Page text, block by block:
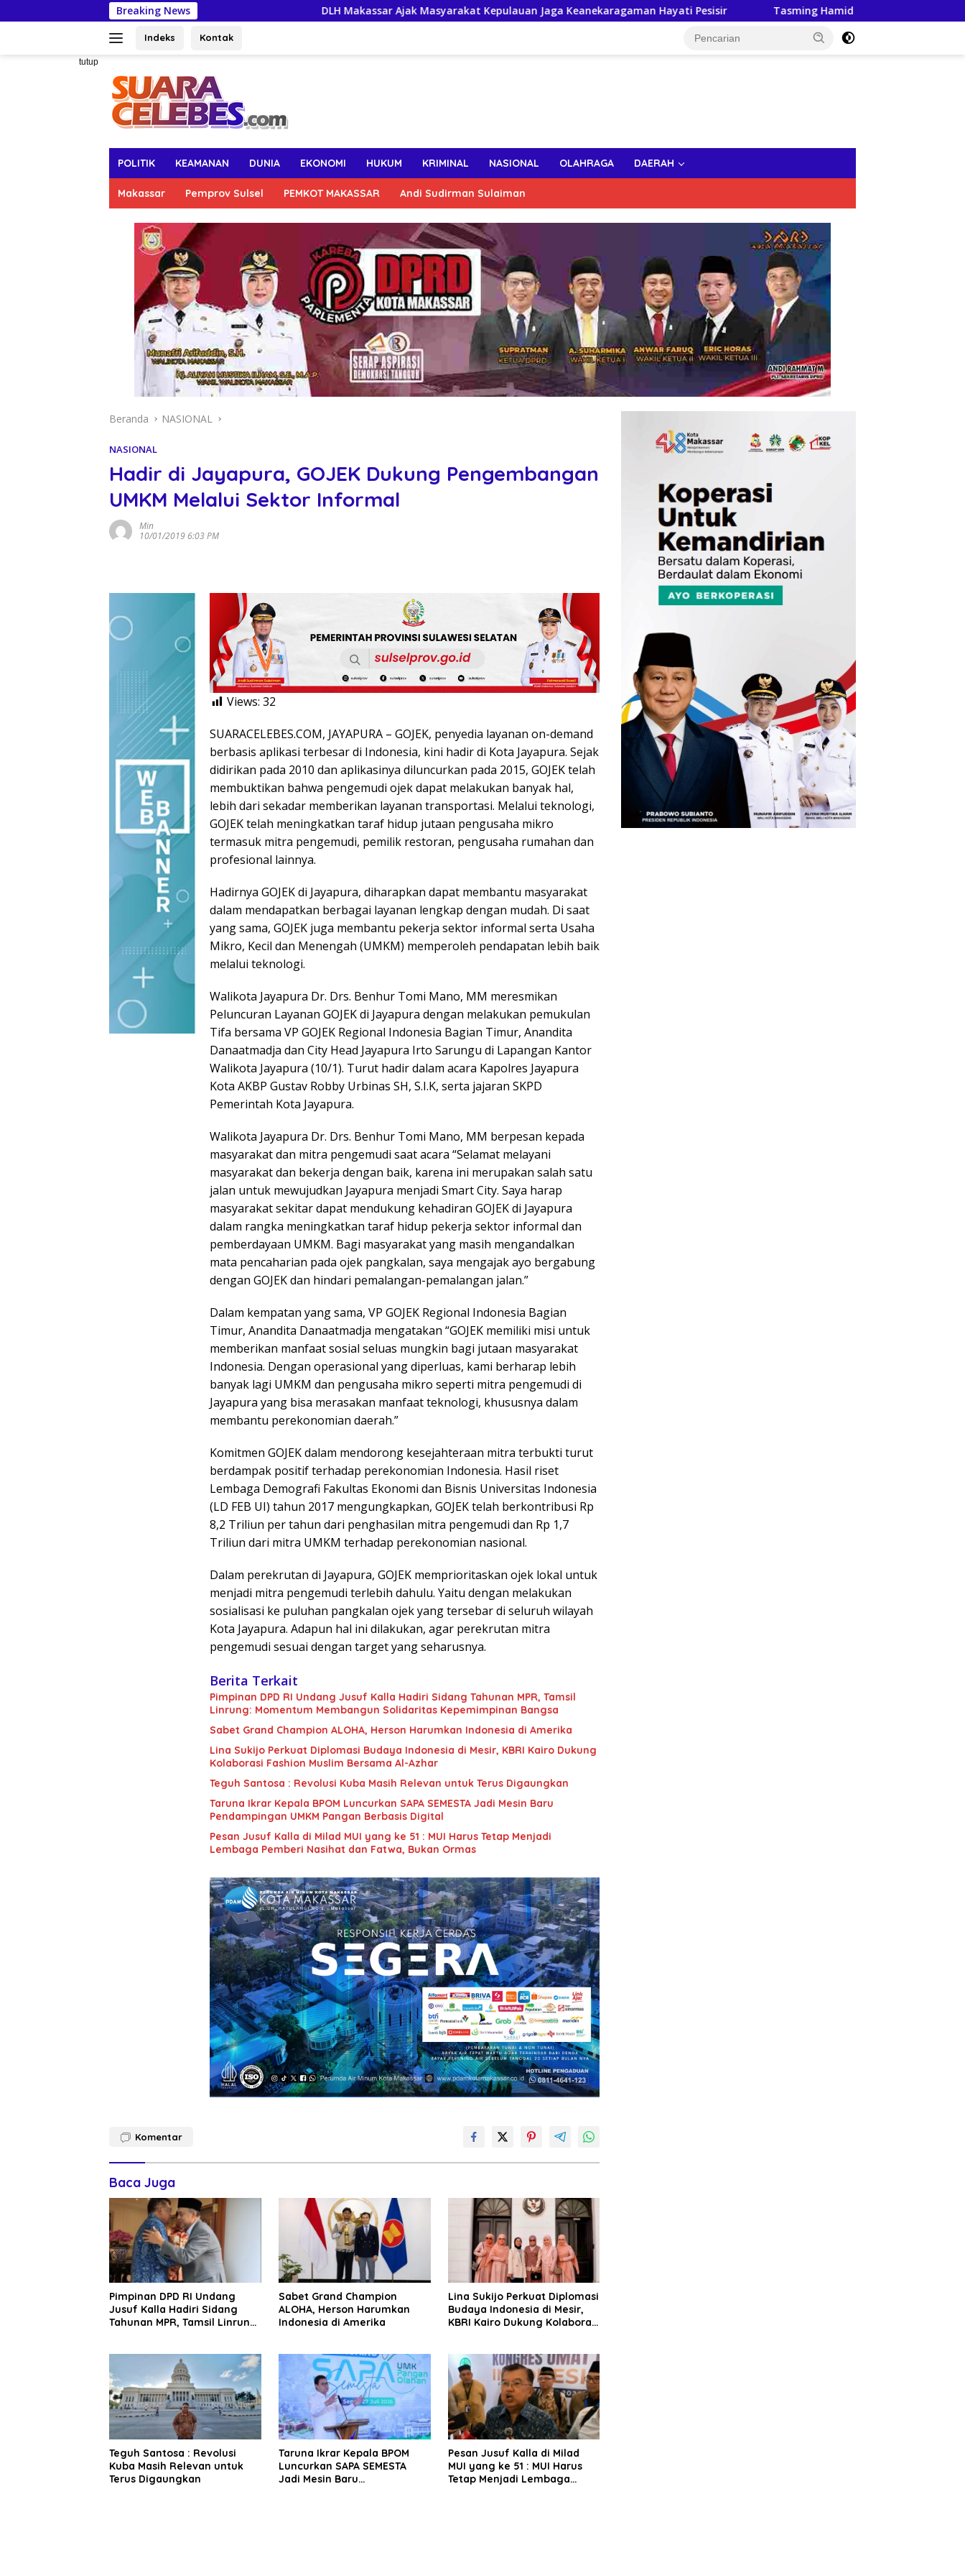
ke
Breaking News DLH Makassar Ajak Masyarakat Kepulauan Jaga Keanekaragaman Hayati Pesisir Tasming Hamid Dorong Peningkatan Literasi Keuangan
Indeks Kontak
tutup
POLITIK KEAMANAN DUNIA EKONOMI HUKUM KRIMINAL NASIONAL OLAHRAGA DAERAH
Makassar Pemprov Sulsel PEMKOT MAKASSAR Andi Sudirman Sulaiman
Beranda NASIONAL
NASIONAL
Hadir di Jayapura, GOJEK Dukung Pengembangan
UMKM Melalui Sektor Informal
Min
10/01/2019 6:03 PM
Views: 32
SUARACELEBES.COM, JAYAPURA – GOJEK, penyedia layanan ​on-demand
berbasis aplikasi terbesar di Indonesia, kini hadir di Kota Jayapura. Sejak
didirikan pada 2010 dan aplikasinya diluncurkan pada 2015, GOJEK telah
membuktikan bahwa pengemudi ojek dapat melakukan banyak hal,
lebih dari sekadar memberikan layanan transportasi. Melalui teknologi,
GOJEK telah meningkatkan taraf hidup jutaan pengusaha mikro
termasuk mitra pengemudi, pemilik restoran, pengusaha rumahan dan
profesional lainnya.
Hadirnya GOJEK di Jayapura, diharapkan dapat membantu masyarakat
dalam mendapatkan berbagai layanan lengkap dengan mudah. Di saat
yang sama, GOJEK juga membantu pekerja sektor informal serta Usaha
Mikro, Kecil dan Menengah (UMKM) memperoleh pendapatan lebih baik
melalui teknologi.
Walikota Jayapura Dr. Drs. Benhur Tomi Mano, MM meresmikan
Peluncuran Layanan GOJEK di Jayapura dengan melakukan pemukulan
Tifa bersama VP GOJEK Regional Indonesia Bagian Timur, Anandita
Danaatmadja dan City Head Jayapura Irto Sarungu ​di Lapangan Kantor
Walikota Jayapura (10/1)​. ​Turut hadir dalam acara Kapolres Jayapura
Kota AKBP Gustav Robby Urbinas SH, S.I.K, serta jajaran SKPD
Pemerintah Kota Jayapura.
Walikota Jayapura Dr. Drs. Benhur Tomi Mano, MM berpesan kepada
masyarakat dan mitra pengemudi saat acara “Selamat melayani
masyarakat dan bekerja dengan baik, karena ini merupakan salah satu
jalan untuk mewujudkan Jayapura menjadi ​Smart City.​ Saya harap
masyarakat sekitar dapat mendukung kehadiran GOJEK di Jayapura
dalam rangka meningkatkan taraf hidup pekerja sektor informal dan
pemberdayaan UMKM. Bagi masyarakat yang masih mengandalkan
mata pencaharian pada ojek pangkalan, saya mengajak ayo bergabung
dengan GOJEK dan hindari pemalangan-pemalangan jalan.”
Dalam kempatan yang sama, VP GOJEK Regional Indonesia Bagian
Timur, Anandita Danaatmadja mengatakan “GOJEK memiliki misi untuk
memberikan manfaat sosial seluas mungkin bagi jutaan masyarakat
Indonesia. Dengan operasional yang diperluas, kami berharap lebih
banyak lagi UMKM dan pengusaha mikro seperti mitra pengemudi di
Jayapura yang bisa merasakan manfaat teknologi, khususnya dalam
membantu perekonomian daerah.”
Komitmen GOJEK dalam mendorong kesejahteraan mitra terbukti turut
berdampak positif terhadap perekonomian Indonesia. Hasil riset
Lembaga Demografi Fakultas Ekonomi dan Bisnis Universitas Indonesia
(LD FEB UI) tahun 2017 mengungkapkan, GOJEK telah berkontribusi Rp
8,2 Triliun per tahun dari penghasilan mitra pengemudi dan Rp 1,7
Triliun dari mitra UMKM terhadap perekonomian nasional.
Dalam perekrutan di Jayapura, GOJEK memprioritaskan ojek lokal untuk
menjadi mitra pengemudi terlebih dahulu. Yaitu dengan melakukan
sosialisasi ke puluhan pangkalan ojek yang tersebar di seluruh wilayah
Kota Jayapura. Adapun hal ini dilakukan, agar perekrutan mitra
pengemudi sesuai dengan target yang seharusnya.
Berita Terkait
Pimpinan DPD RI Undang Jusuf Kalla Hadiri Sidang Tahunan MPR, Tamsil
Linrung: Momentum Membangun Solidaritas Kepemimpinan Bangsa
Sabet Grand Champion ALOHA, Herson Harumkan Indonesia di Amerika
Lina Sukijo Perkuat Diplomasi Budaya Indonesia di Mesir, KBRI Kairo Dukung
Kolaborasi Fashion Muslim Bersama Al-Azhar
Teguh Santosa : Revolusi Kuba Masih Relevan untuk Terus Digaungkan
Taruna Ikrar Kepala BPOM Luncurkan SAPA SEMESTA Jadi Mesin Baru
Pendampingan UMKM Pangan Berbasis Digital
Pesan Jusuf Kalla di Milad MUI yang ke 51 : MUI Harus Tetap Menjadi
Lembaga Pemberi Nasihat dan Fatwa, Bukan Ormas
Komentar
Baca Juga
Pimpinan DPD RI Undang
Jusuf Kalla Hadiri Sidang
Tahunan MPR, Tamsil Linrung:
Sabet Grand Champion
ALOHA, Herson Harumkan
Indonesia di Amerika
Lina Sukijo Perkuat Diplomasi
Budaya Indonesia di Mesir,
KBRI Kairo Dukung Kolaborasi
Teguh Santosa : Revolusi
Kuba Masih Relevan untuk
Terus Digaungkan
Taruna Ikrar Kepala BPOM
Luncurkan SAPA SEMESTA
Jadi Mesin Baru
Pesan Jusuf Kalla di Milad
MUI yang ke 51 : MUI Harus
Tetap Menjadi Lembaga